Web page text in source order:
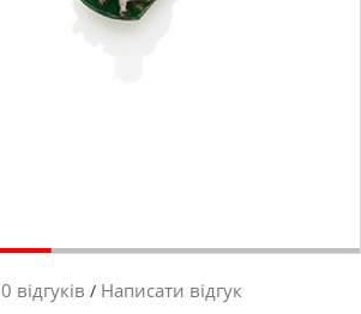
0 відгуків / Написати відгук